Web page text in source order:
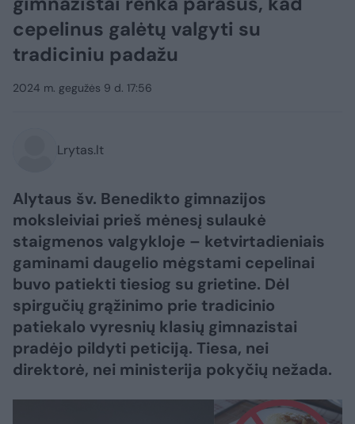
cepelinus galėtų valgyti su
tradiciniu padažu
2024 m. gegužės 9 d. 17:56
Lrytas.lt
Alytaus šv. Benedikto gimnazijos
moksleiviai prieš mėnesį sulaukė
staigmenos valgykloje – ketvirtadieniais
gaminami daugelio mėgstami cepelinai
buvo patiekti tiesiog su grietine. Dėl
spirgučių grąžinimo prie tradicinio
patiekalo vyresnių klasių gimnazistai
pradėjo pildyti peticiją. Tiesa, nei
direktorė, nei ministerija pokyčių nežada.